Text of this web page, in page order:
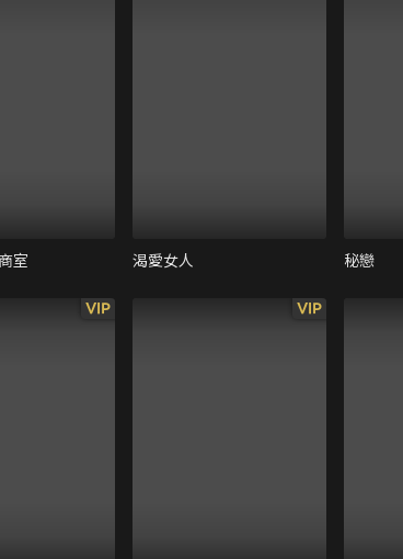
室 渴愛女人 秘戀
VIP VIP